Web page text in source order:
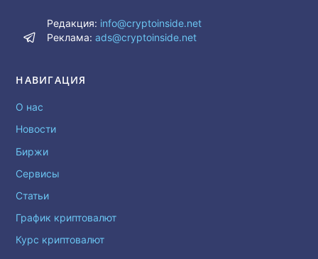
Редакция: info@cryptoinside.net
Реклама:ads@cryptoinside.net
НАВИГАЦИЯ
О нас
Новости
Биржи
Сервисы
Статьи
График криптовалют
Курс криптовалют